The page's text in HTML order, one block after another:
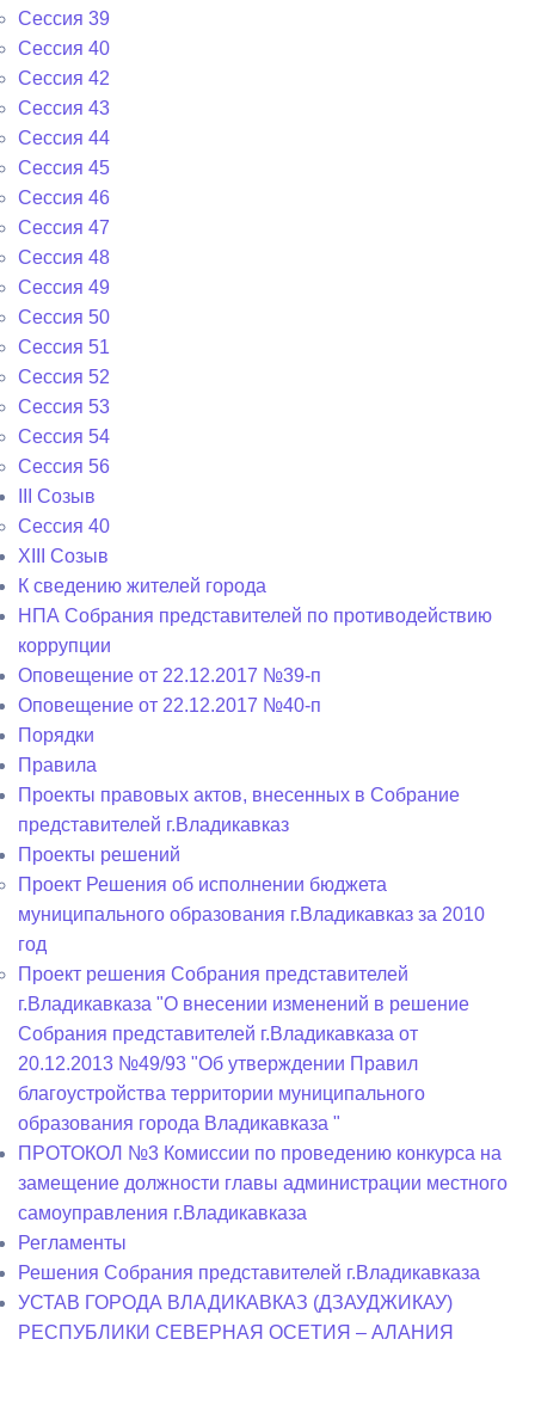
Сессия 39
Сессия 40
Сессия 42
Сессия 43
Сессия 44
Сессия 45
Сессия 46
Сессия 47
Сессия 48
Сессия 49
Сессия 50
Сессия 51
Сессия 52
Сессия 53
Сессия 54
Сессия 56
III Созыв
Сессия 40
XIII Созыв
К сведению жителей города
НПА Собрания представителей по противодействию
коррупции
Оповещение от 22.12.2017 №39-п
Оповещение от 22.12.2017 №40-п
Порядки
Правила
Проекты правовых актов, внесенных в Собрание
представителей г.Владикавказ
Проекты решений
Проект Решения об исполнении бюджета
муниципального образования г.Владикавказ за 2010
год
Проект решения Собрания представителей
г.Владикавказа "О внесении изменений в решение
Собрания представителей г.Владикавказа от
20.12.2013 №49/93 "Об утверждении Правил
благоустройства территории муниципального
образования города Владикавказа "
ПРОТОКОЛ №3 Комиссии по проведению конкурса на
замещение должности главы администрации местного
самоуправления г.Владикавказа
Регламенты
Решения Собрания представителей г.Владикавказа
УСТАВ ГОРОДА ВЛАДИКАВКАЗ (ДЗАУДЖИКАУ)
РЕСПУБЛИКИ СЕВЕРНАЯ ОСЕТИЯ – АЛАНИЯ